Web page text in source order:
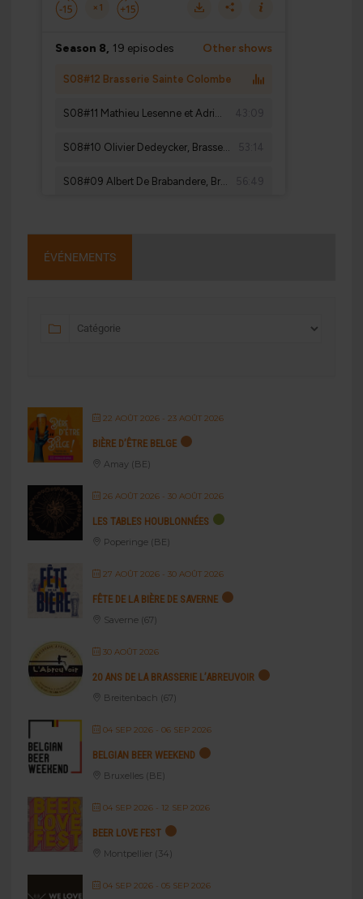
ÉVÉNEMENTS
22 AOÛT 2026- 23 AOÛT 2026
BIÈRE D’ÊTRE BELGE
Amay (BE)
26 AOÛT 2026- 30 AOÛT 2026
LES TABLES HOUBLONNÉES
Poperinge (BE)
27 AOÛT 2026- 30 AOÛT 2026
FÊTE DE LA BIÈRE DE SAVERNE
Saverne (67)
30 AOÛT 2026
20 ANS DE LA BRASSERIE L’ABREUVOIR
Breitenbach (67)
04 SEP 2026- 06 SEP 2026
BELGIAN BEER WEEKEND
Bruxelles (BE)
04 SEP 2026- 12 SEP 2026
BEER LOVE FEST
Montpellier (34)
04 SEP 2026- 05 SEP 2026